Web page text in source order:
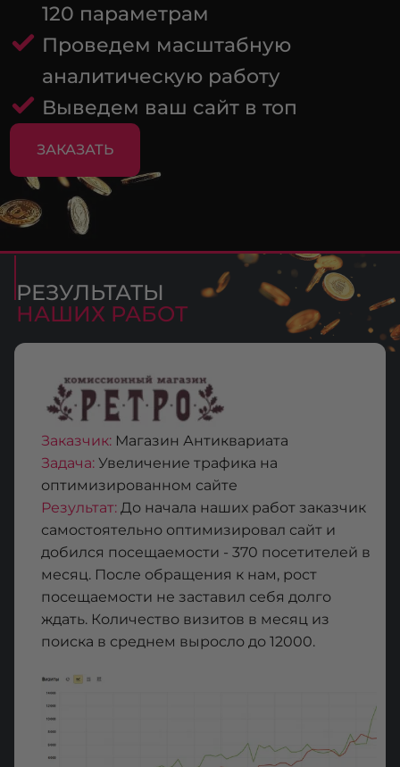
120 параметрам
Проведем масштабную
аналитическую работу
Выведем ваш сайт в топ
ЗАКАЗАТЬ
РЕЗУЛЬТАТЫ
НАШИХ РАБОТ
Заказчик: Магазин Антиквариата
Задача: Увеличение трафика на
оптимизированном сайте
Результат: До начала наших работ заказчик
самостоятельно оптимизировал сайт и
добился посещаемости - 370 посетителей в
месяц. После обращения к нам, рост
посещаемости не заставил себя долго
ждать. Количество визитов в месяц из
поиска в среднем выросло до 12000.